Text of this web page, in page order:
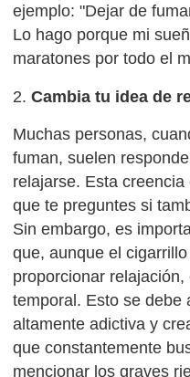
ejemplo: "Dejar de
Lo hago porque mi
maratones por todo el
2.Cambia tu idea de
Muchas personas,
fuman, suelen
relajarse. Esta
que te preguntes si
Sin embargo, es
que, aunque el
proporcionar
temporal. Esto se debe
altamente adictiva y
que constantemente
mencionar los graves